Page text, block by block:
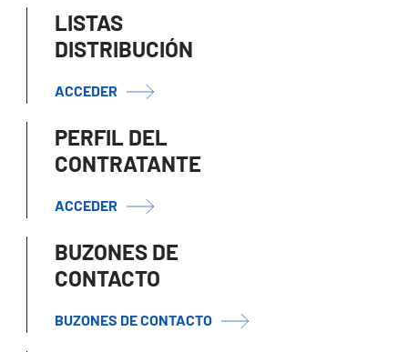
LISTAS
DISTRIBUCIÓN
ACCEDER
PERFIL DEL
CONTRATANTE
ACCEDER
BUZONES DE
CONTACTO
BUZONES DE CONTACTO